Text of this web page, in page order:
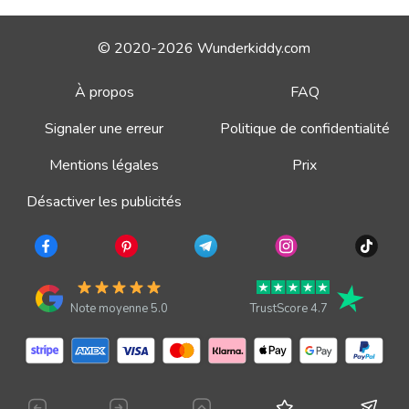
© 2020-2026 Wunderkiddy.com
À propos
FAQ
Signaler une erreur
Politique de confidentialité
Mentions légales
Prix
Désactiver les publicités
Note moyenne 5.0 TrustScore 4.7